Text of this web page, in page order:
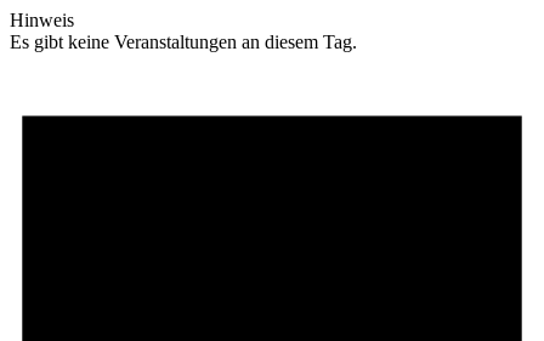
Hinweis
Es gibt keine Veranstaltungen an diesem Tag.